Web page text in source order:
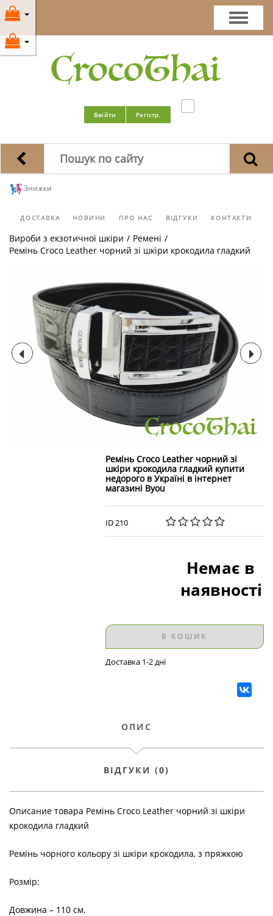
Ввійти Регістр.
Знижки
ДОСТАВКА НОВИНИ ПРО НАС ВІДГУКИ КОНТАКТИ
Вироби з екзотичної шкіри / Ремені /
Ремінь Croco Leather чорний зі шкіри крокодила гладкий
Ремінь Croco Leather чорний зі
шкіри крокодила гладкий купити
недорого в Україні в інтернет
магазині Byou
ID 210
Немає в
наявності
В КОШИК
Доставка 1-2 дні
ОПИС
ВІДГУКИ (0)
Описание товара Ремінь Croco Leather чорний зі шкіри
крокодила гладкий
Ремінь чорного кольору зі шкіри крокодила, з пряжкою
Розмір:
Довжина – 110 см.